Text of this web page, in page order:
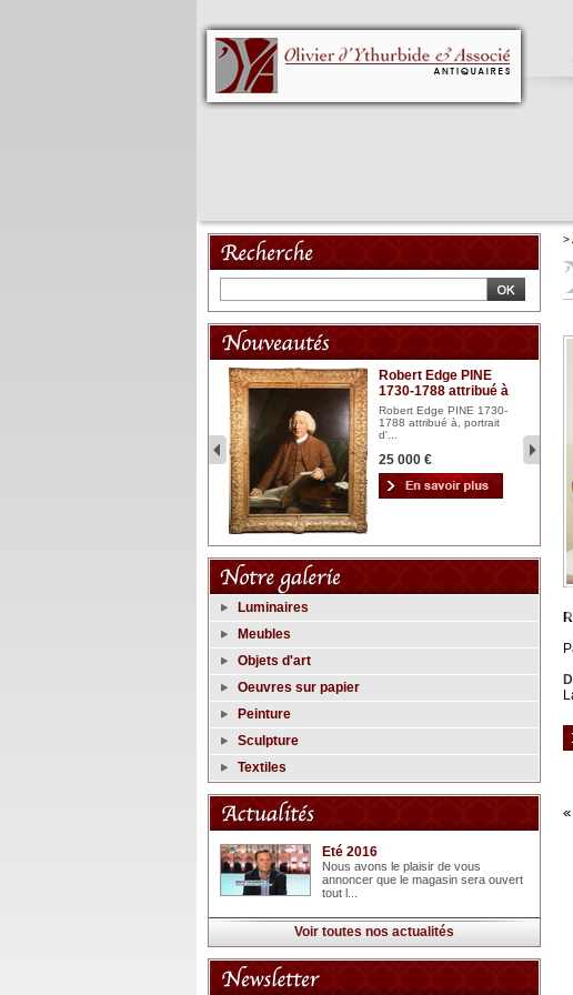
Robert Edge PINE
1730-1788 attribué à
Robert Edge PINE 1730-
1788 attribué à, portrait
d'...
25 000 €
Luminaires
Meubles
Objets d'art
Oeuvres sur papier
Peinture
Sculpture
Textiles
Eté 2016
Nous avons le plaisir de vous
annoncer que le magasin sera ouvert
tout l...
Voir toutes nos actualités
>